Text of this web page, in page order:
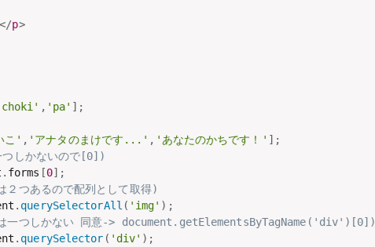
</p>
, 'pa' ] ;
こ' , 'アナタのまけです...' , 'あなたのかちです！' ] ;
しかないので[0])
. forms [0] ;
つあるので配列として取得)
. querySelectorAll ( 'img' ) ;
一つしかない 同意-> document.getElementsByTagName('div')[0])
. querySelector ( 'div' ) ;